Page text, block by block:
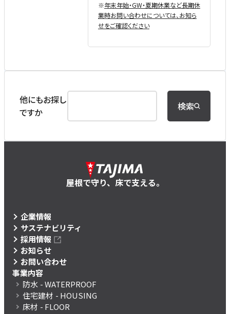
※年末年始・GW・夏期休業など⻑期休
業時お問い合わせについては、お知ら
せをご確認ください
他にもお探し
ですか
検索
屋根で守り、床で支える。
企業情報
サステナビリティ
採用情報
お知らせ
お問い合わせ
事業内容
防水 - WATERPROOF
住宅建材 - HOUSING
床材 - FLOOR